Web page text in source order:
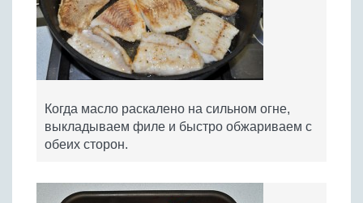
Когда масло раскалено на сильном огне,
выкладываем филе и быстро обжариваем с
обеих сторон.